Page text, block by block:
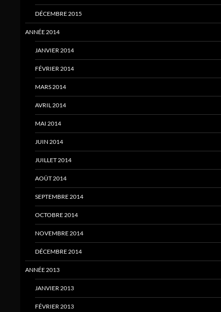
DÉCEMBRE 2015
ANNÉE 2014
JANVIER 2014
FÉVRIER 2014
MARS 2014
AVRIL 2014
MAI 2014
JUIN 2014
JUILLET 2014
AOÛT 2014
SEPTEMBRE 2014
OCTOBRE 2014
NOVEMBRE 2014
DÉCEMBRE 2014
ANNÉE 2013
JANVIER 2013
FÉVRIER 2013